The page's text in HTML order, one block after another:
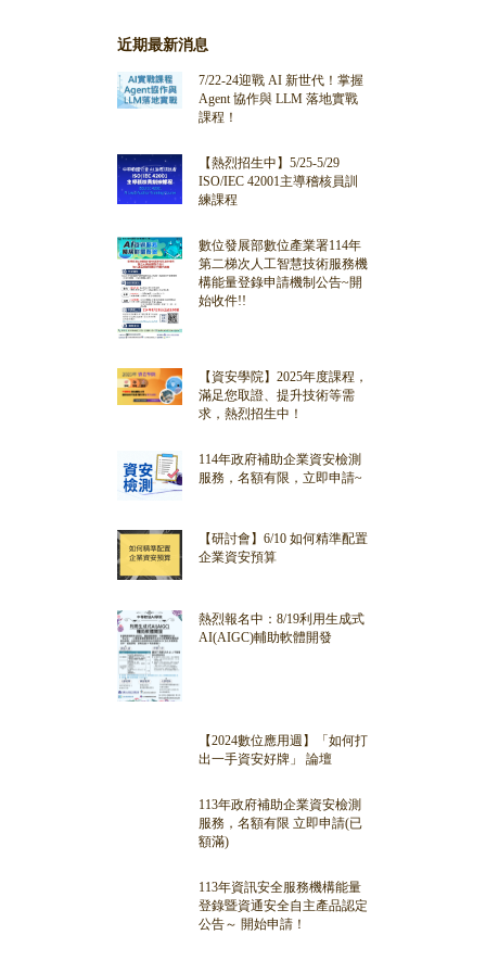
近期最新消息
7/22-24迎戰 AI 新世代！掌握
Agent 協作與 LLM 落地實戰
課程！
【熱烈招生中】5/25-5/29
ISO/IEC 42001主導稽核員訓
練課程
數位發展部數位產業署114年
第二梯次人工智慧技術服務機
構能量登錄申請機制公告~開
始收件!!
【資安學院】2025年度課程，
滿足您取證、提升技術等需
求，熱烈招生中！
114年政府補助企業資安檢測
服務，名額有限，立即申請~
【研討會】6/10 如何精準配置
企業資安預算
熱烈報名中：8/19利用生成式
AI(AIGC)輔助軟體開發
【2024數位應用週】「如何打
出一手資安好牌」 論壇
113年政府補助企業資安檢測
服務，名額有限 立即申請(已
額滿)
113年資訊安全服務機構能量
登錄暨資通安全自主產品認定
公告～ 開始申請！